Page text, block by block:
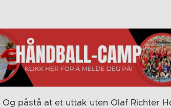
Og påstå at et uttak uten Olaf Richter